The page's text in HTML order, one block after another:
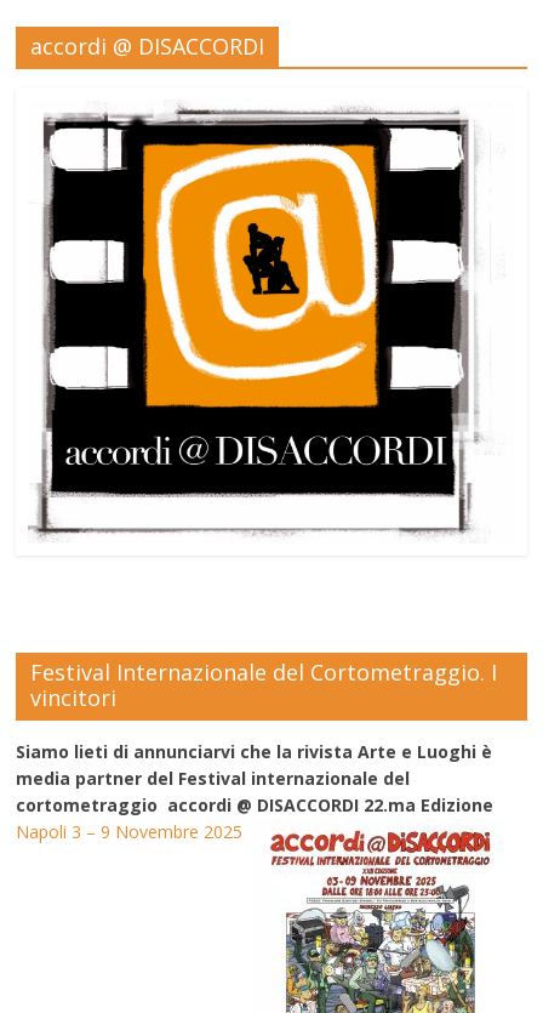
accordi @ DISACCORDI
Festival Internazionale del Cortometraggio. I
vincitori
Siamo lieti di annunciarvi che la rivista Arte e Luoghi è
media partner del Festival internazionale del
cortometraggio accordi @ DISACCORDI 22.ma Edizione
Napoli 3 – 9 Novembre 2025